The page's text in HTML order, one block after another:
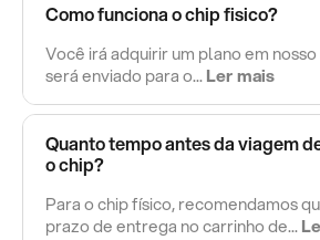
Como funciona o chip fisico?
Você irá adquirir um plano em
será enviado para o...Ler mais
Quanto tempo antes da viagem
o chip?
Para o chip físico, recomendamos
prazo de entrega no carrinho de...